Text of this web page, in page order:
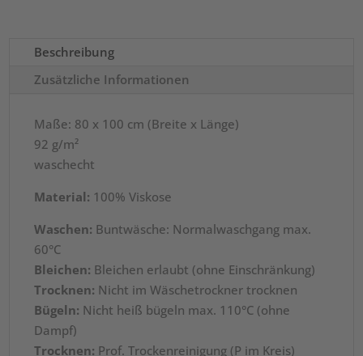
Beschreibung
Zusätzliche Informationen
Maße: 80 x 100 cm (Breite x Länge)
92 g/m²
waschecht
Material: 100% Viskose
Waschen: Buntwäsche: Normalwaschgang max.
60°C
Bleichen: Bleichen erlaubt (ohne Einschränkung)
Trocknen: Nicht im Wäschetrockner trocknen
Bügeln: Nicht heiß bügeln max. 110°C (ohne
Dampf)
Trocknen: Prof. Trockenreinigung (P im Kreis)